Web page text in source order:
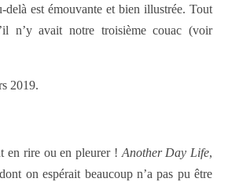
delà est émouvante et bien illustrée. Tout
n’y avait notre troisième couac (voir
2019.
en rire ou en pleurer ! Another Day Life,
on espérait beaucoup n’a pas pu être